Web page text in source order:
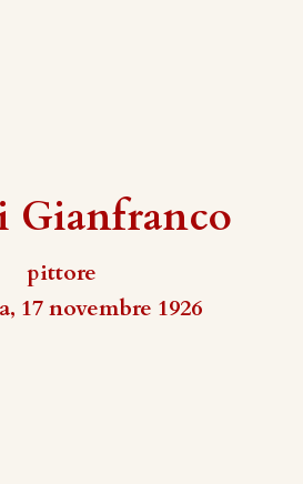
Gianfranco
pittore
17 novembre 1926